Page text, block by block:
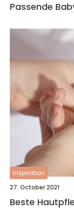
Passende
inspiration
27. October 2021
Beste